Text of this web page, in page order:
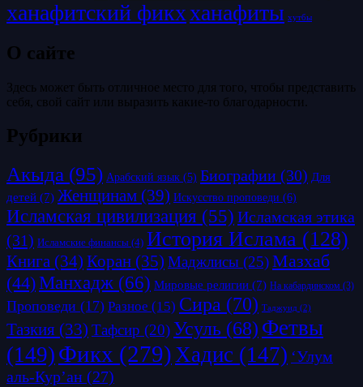
ханафитский фикхханафиты хутбы
О сайте
Здесь может быть отличное место для того, чтобы представить
себя, свой сайт или выразить какие-то благодарности.
Рубрики
Акыда (95) Арабский язык (5) Биографии (30) Для
детей (7) Женщинам (39) Искусство проповеди (6)
Исламская цивилизация (55) Исламская этика
(31) Исламские финансы (4) История Ислама (128)
Книга (34) Коран (35) Маджлисы (25)Мазхаб
(44)Манхадж (66) Мировые религии (7) На кабардинском (3)
Проповеди (17) Разное (15) Сира (70) Таджуид (2)
Тазкия (33) Тафсир (20)Усуль (68) Фетвы
(149) Фикх (279)Хадис (147) ‘Улум
аль-Кур’ан (27)